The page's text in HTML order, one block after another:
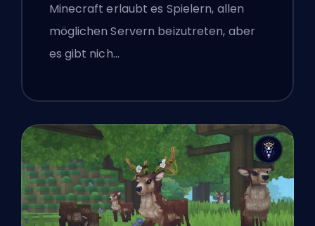
Minecraft erlaubt es Spielern, allen
möglichen Servern beizutreten, aber
es gibt nich…